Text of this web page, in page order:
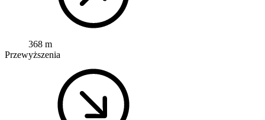
368 m
Przewyższenia